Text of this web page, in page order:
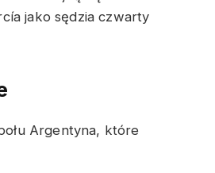
jako sędzia czwarty
Argentyna, które